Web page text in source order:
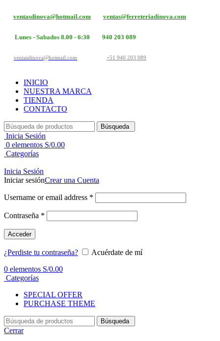
ventasdinova@hotmail.com ventas@ferreteriadinova.com
Lunes - Sabados 8.00 - 6:30 940 203 089
ventasdinova@hotmail.com +51 940 203 089
INICIO
NUESTRA MARCA
TIENDA
CONTACTO
Búsqueda
Inicia Sesión
0 elementos S/0.00
Categorías
Inicia Sesión
Iniciar sesiónCrear una Cuenta
Username or email address *
Contraseña *
Acceder
¿Perdiste tu contraseña?
Acuérdate de mí
0 elementos S/0.00
Categorías
SPECIAL OFFER
PURCHASE THEME
Búsqueda
Cerrar